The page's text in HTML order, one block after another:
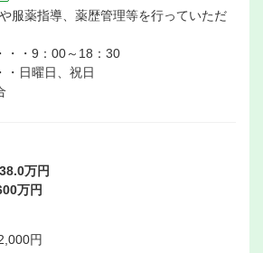
服薬指導、薬歴管理等を行っていただ
・・9：00～18：30
・日曜日、祝日
万円
万円
円